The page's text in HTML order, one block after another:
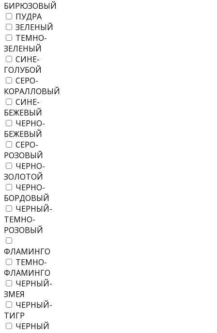
БИРЮЗОВЫЙ
ПУДРА
ЗЕЛЕНЫЙ
ТЕМНО-
ЗЕЛЕНЫЙ
СИНЕ-
ГОЛУБОЙ
СЕРО-
КОРАЛЛОВЫЙ
СИНЕ-
БЕЖЕВЫЙ
ЧЕРНО-
БЕЖЕВЫЙ
СЕРО-
РОЗОВЫЙ
ЧЕРНО-
ЗОЛОТОЙ
ЧЕРНО-
БОРДОВЫЙ
ЧЕРНЫЙ-
ТЕМНО-
РОЗОВЫЙ
ФЛАМИНГО
ТЕМНО-
ФЛАМИНГО
ЧЕРНЫЙ-
ЗМЕЯ
ЧЕРНЫЙ-
ТИГР
ЧЕРНЫЙ